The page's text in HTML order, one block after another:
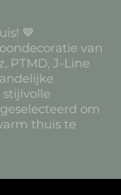
🤎
van
PTMD, J-Line
stijlvolle
om
thuis te